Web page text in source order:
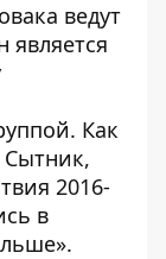
ведут
является
Как
2016-
в